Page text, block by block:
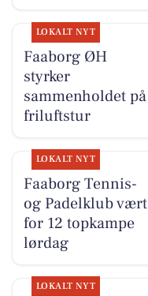
LOKALT NYT
Faaborg ØH
styrker
sammenholdet på
friluftstur
LOKALT NYT
Faaborg Tennis-
og Padelklub vært
for 12 topkampe
lørdag
LOKALT NYT